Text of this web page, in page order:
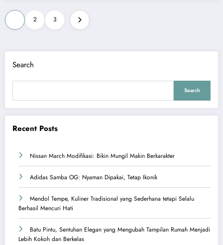
Posts
pagination
2 3
Search
Search
Recent Posts
Nissan March Modifikasi: Bikin Mungil Makin Berkarakter
Adidas Samba OG: Nyaman Dipakai, Tetap Ikonik
Mendol Tempe, Kuliner Tradisional yang Sederhana tetapi Selalu
Berhasil Mencuri Hati
Batu Pintu, Sentuhan Elegan yang Mengubah Tampilan Rumah Menjadi
Lebih Kokoh dan Berkelas